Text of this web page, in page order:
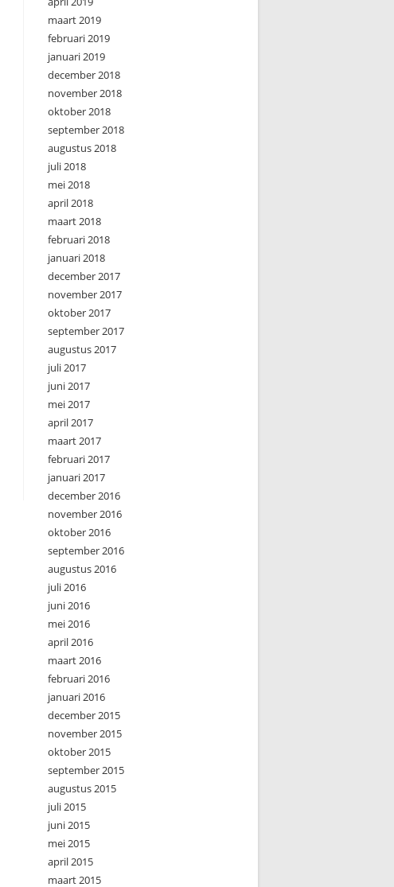
maart 2019
februari 2019
januari 2019
december 2018
november 2018
oktober 2018
september 2018
augustus 2018
juli 2018
mei 2018
april 2018
maart 2018
februari 2018
januari 2018
december 2017
november 2017
oktober 2017
september 2017
augustus 2017
juli 2017
juni 2017
mei 2017
april 2017
maart 2017
februari 2017
januari 2017
december 2016
november 2016
oktober 2016
september 2016
augustus 2016
juli 2016
juni 2016
mei 2016
april 2016
maart 2016
februari 2016
januari 2016
december 2015
november 2015
oktober 2015
september 2015
augustus 2015
juli 2015
juni 2015
mei 2015
april 2015
maart 2015